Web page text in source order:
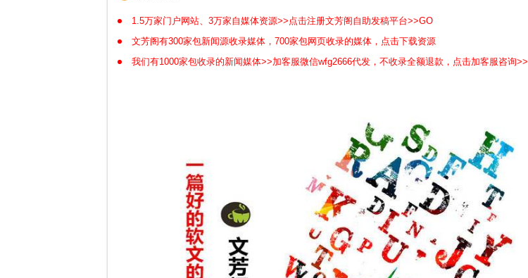
1.5万家门户网站、3万家自媒体资源>>点击注册文芳阁自助发稿平台>>GO
文芳阁有300家包新闻源收录媒体，700家包网页收录的媒体，点击下载资源
我们有1000家包收录的新闻媒体>>加客服微信wfg2666代发，不收录全额退款，点击加客服咨询>>